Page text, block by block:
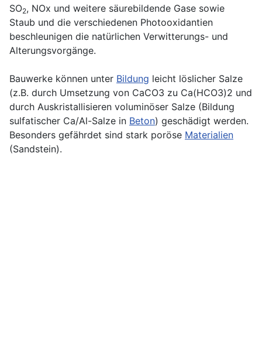
SO2, NOx und weitere säurebildende Gase sowie
Staub und die verschiedenen Photooxidantien
beschleunigen die natürlichen Verwitterungs- und
Alterungsvorgänge.
Bauwerke können unter Bildung leicht löslicher Salze
(z.B. durch Umsetzung von CaCO3 zu Ca(HCO3)2 und
durch Auskristallisieren voluminöser Salze (Bildung
sulfatischer Ca/Al-Salze in Beton) geschädigt werden.
Besonders gefährdet sind stark poröse Materialien
(Sandstein).